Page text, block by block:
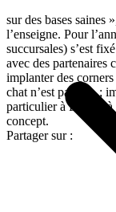
sur des bases saines
l’enseigne. Pour
succursales) s’est
avec des partenaires
implanter des
chat n’est pas là » ;
particulier à Lille et
concept.
Partager sur :